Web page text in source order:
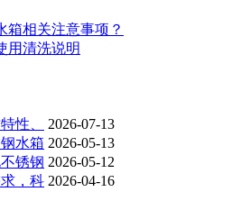
箱相关注意事项？
用清洗说明
性、
2026-07-13
水箱 2026-05-13
锈钢 2026-05-12
，科 2026-04-16